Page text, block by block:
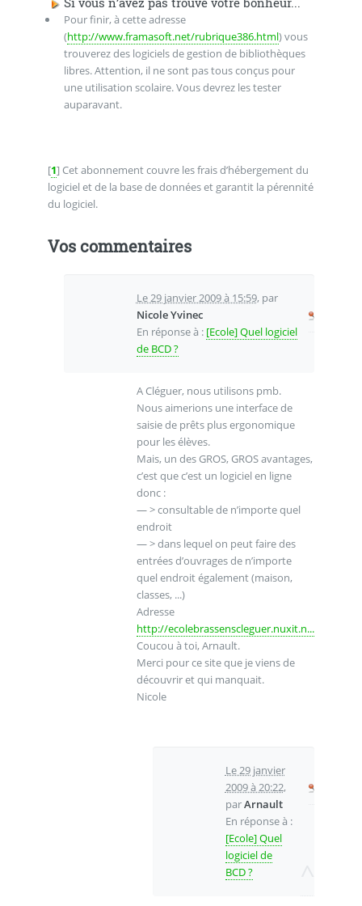
Pour finir, à cette adresse
(http://www.framasoft.net/rubrique386.html) vous
trouverez des logiciels de gestion de bibliothèques
libres. Attention, il ne sont pas tous conçus pour
une utilisation scolaire. Vous devrez les tester
auparavant.
[1] Cet abonnement couvre les frais d’hébergement du
logiciel et de la base de données et garantit la pérennité
du logiciel.
Vos commentaires
Le 29 janvier 2009 à 15:59, par
Nicole Yvinec
En réponse à : [Ecole] Quel logiciel
de BCD ?
A Cléguer, nous utilisons pmb.
Nous aimerions une interface de
saisie de prêts plus ergonomique
pour les élèves.
Mais, un des GROS, GROS avantages,
c’est que c’est un logiciel en ligne
donc :
— > consultable de n’importe quel
endroit
— > dans lequel on peut faire des
entrées d’ouvrages de n’importe
quel endroit également (maison,
classes, ...)
Adresse
http://ecolebrassenscleguer.nuxit.n...?
Coucou à toi, Arnault.
Merci pour ce site que je viens de
découvrir et qui manquait.
Nicole
Le 29 janvier
2009 à 20:22,
parArnault
En réponse à :
[Ecole] Quel
logiciel de
BCD ?